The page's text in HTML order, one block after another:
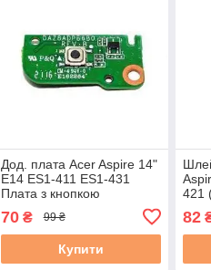
Дод. плата Acer Aspire 14"
E14 ES1-411 ES1-431
Плата з кнопкою
включення (daz8adpb6b0)
бу
70₴ 99 ₴
Купити
421
82